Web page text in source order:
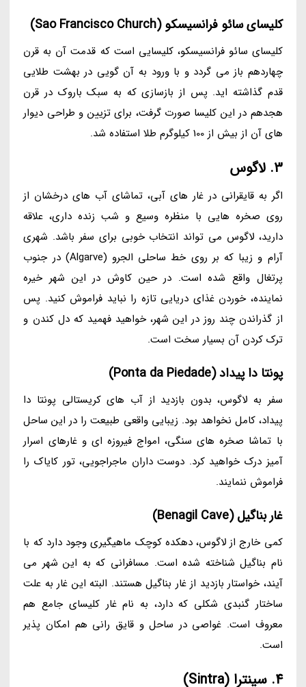
کلیسای سائو فرانسیسکو (Sao Francisco Church)
کلیسای سائو فرانسیسکو، کلیسایی است که قدمت آن به قرن
چهاردهم باز می گردد و با ورود به آن گویی در بهشت طلایی
قدم گذاشته اید. پس از بازسازی که به سبک باروک در قرن
هجدهم در این کلیسا صورت گرفت، برای تزیین و طراحی دیوار
های آن از بیش از 100 کیلوگرم طلا استفاده شد.
3. لاگوس
اگر به قایقرانی در غار های آبی، تماشای آب های درخشان از
روی صخره هایی با منظره وسیع و شب زنده داری، علاقه
دارید، لاگوس می تواند انتخاب خوبی برای سفر باشد. شهری
آرام و زیبا که بر روی خط ساحلی الجرو (Algarve) در جنوب
پرتغال واقع شده است. در حین کاوش در این شهر خیره
نماینده، خوردن غذای دریایی تازه را نباید فراموش کنید. پس
از گذراندن چند روز در این شهر، خواهید فهمید که دل کندن و
ترک کردن آن بسیار سخت است.
پونتا دا پیداد (Ponta da Piedade)
سفر به لاگوس، بدون بازدید از آب های کریستالی پونتا دا
پیداد، کامل نخواهد بود. زیبایی واقعی طبیعت را در این ساحل
با تماشا صخره های سنگی، امواج فیروزه ای و غارهای اسرار
آمیز درک خواهید کرد. دوست داران ماجراجویی، تور کایاک را
فراموش ننمایند.
غار بناگیل (Benagil Cave)
کمی خارج از لاگوس، دهکده کوچک ماهیگیری وجود دارد که با
نام بناگیل شناخته شده است. مسافرانی که به این شهر می
آیند، خواستار بازدید از غار بناگیل هستند. البته این غار به علت
ساختار گنبدی شکلی که دارد، به نام غار کلیسای جامع هم
معروف است. غواصی در ساحل و قایق رانی هم امکان پذیر
است.
4. سینترا (Sintra)